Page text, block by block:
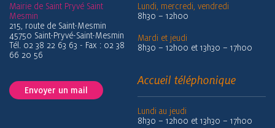
Mairie de Saint Pryvé Saint
Mesmin
215, route de Saint-Mesmin
45750 Saint-Pryvé-Saint-Mesmin
Tél. 02 38 22 63 63 - Fax : 02 38
66 20 56
Envoyer un mail
Lundi, mercredi, vendredi
8h30 – 12h00
Mardi et jeudi
8h30 – 12h00 et 13h30 – 17h00
Accueil téléphonique
Lundi au jeudi
8h30 – 12h00 et 13h30 – 17h00